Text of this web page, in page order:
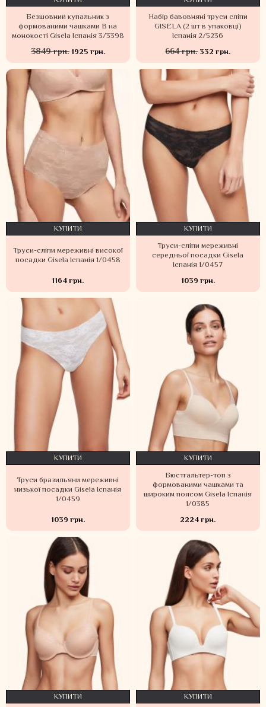
Безшовний купальник з
формованими чашками В на
монокості Gisela Іспанія 3/3398
3849 грн.1925 грн.
Набір бавовняні труси сліпи
GISELA (2 шт в упаковці)
Іспанія 2/5236
664 грн.332 грн.
Труси-сліпи мереживні високої
посадки Gisela Іспанія 1/0458
1164 грн.
КУПИТИ
Труси-сліпи мереживні
середньої посадки Gisela
Іспанія 1/0457
1039 грн.
КУПИТИ
Труси бразильяни мереживні
низької посадки Gisela Іспанія
1/0459
1039 грн.
КУПИТИ
Бюстгальтер-топ з
формованими чашками та
широким поясом Gisela Іспанія
1/0385
2224 грн.
КУПИТИ
КУПИТИ КУПИТИ